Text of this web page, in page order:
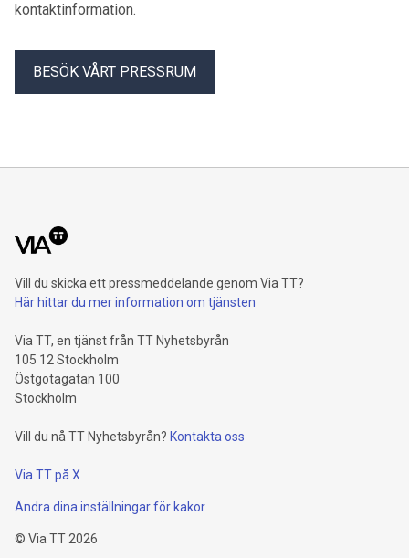
kontaktinformation.
BESÖK VÅRT PRESSRUM
Vill du skicka ett pressmeddelande genom Via TT?
Här hittar du mer information om tjänsten
Via TT, en tjänst från TT Nyhetsbyrån
105 12 Stockholm
Östgötagatan 100
Stockholm
Vill du nå TT Nyhetsbyrån? Kontakta oss
Via TT på X
Ändra dina inställningar för kakor
© Via TT2026